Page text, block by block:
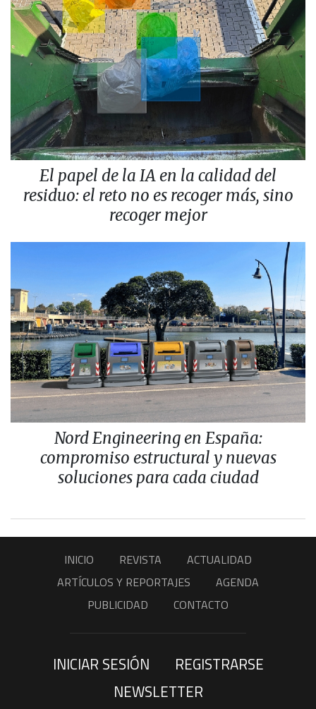
El papel de la IA en la calidad del
residuo: el reto no es recoger más, sino
recoger mejor
Nord Engineering en España:
compromiso estructural y nuevas
soluciones para cada ciudad
INICIO REVISTA
ACTUALIDAD
ARTÍCULOS Y REPORTAJES
AGENDA
PUBLICIDAD
CONTACTO
INICIAR SESIÓN
REGISTRARSE
NEWSLETTER